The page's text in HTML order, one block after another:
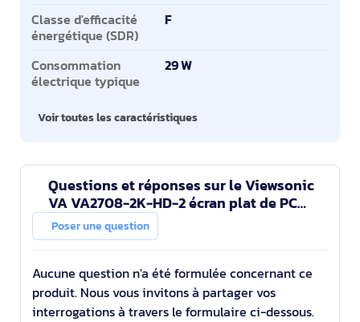
Classe d'efficacité
énergétique (SDR)
F
Consommation
électrique typique
29 W
Voir toutes les caractéristiques
Questions et réponses sur le Viewsonic
VA VA2708-2K-HD-2 écran plat de PC
68,6 cm (27") 2560 x 1440 pixels Quad HD
LED Noir
Poser une question
Aucune question n'a été formulée concernant ce
produit. Nous vous invitons à partager vos
interrogations à travers le formulaire ci-dessous.